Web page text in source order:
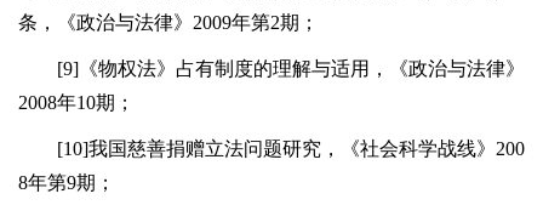
条，《政治与法律》2009年第2期；
[9]《物权法》占有制度的理解与适用，《政治与法律》
2008年10期；
[10]我国慈善捐赠立法问题研究，《社会科学战线》200
8年第9期；